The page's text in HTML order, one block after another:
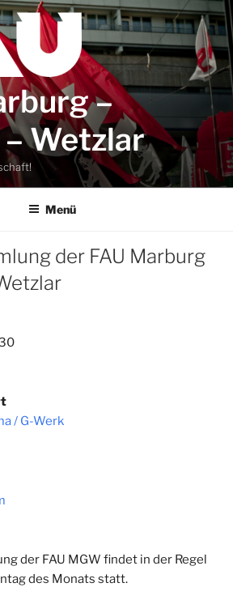
–
Wetzlar
Menü
der FAU Marburg
/ G-Werk
der FAU MGW findet in der Regel
des Monats statt.